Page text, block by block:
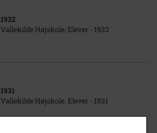
1932
Vallekilde Højskole. Elever - 1932
1931
Vallekilde Højskole. Elever - 1931